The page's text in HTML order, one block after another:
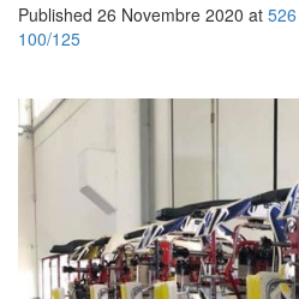
Published 26 Novembre 2020 at
100/125